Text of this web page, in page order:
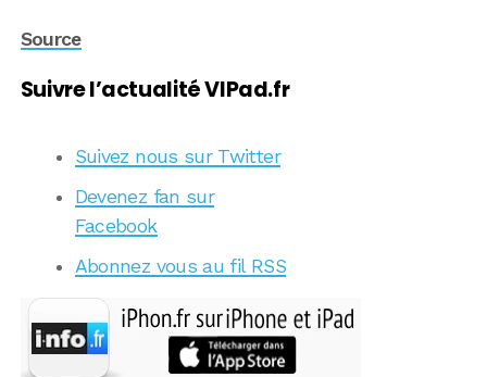
Source
Suivre l’actualité VIPad.fr
Suivez nous sur Twitter
Devenez fan sur
Facebook
Abonnez vous au fil RSS